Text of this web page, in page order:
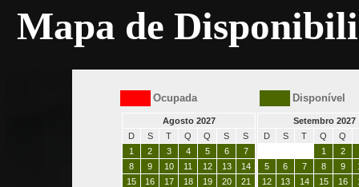
Mapa de
Ocupada Disponível
Agosto 2027
D
S T Q Q S
S
1
2 3 4 5 6
7
8
9 10 11 12 13
14
15
16 17 18 19 20
21
Setembro 2027
D
S T Q
Q
1
2
5
6 7 8 9
12
13 14 15 16